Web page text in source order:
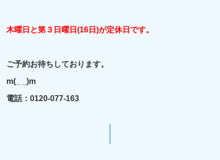
木曜日と第３日曜日(16日)が定休日です。
ご予約お待ちしております。
m(_ _)m
電話：0120-077-163